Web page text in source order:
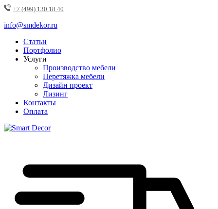
+7 (499) 130 18 40
info@smdekor.ru
Статьи
Портфолио
Услуги
Производство мебели
Перетяжка мебели
Дизайн проект
Лизинг
Контакты
Оплата